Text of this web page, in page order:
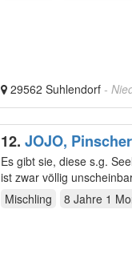
29562 Suhlendorf -
12. JOJO,
Es gibt sie, diese s.g.
ist zwar völlig
Mischling
8 Jahre 1